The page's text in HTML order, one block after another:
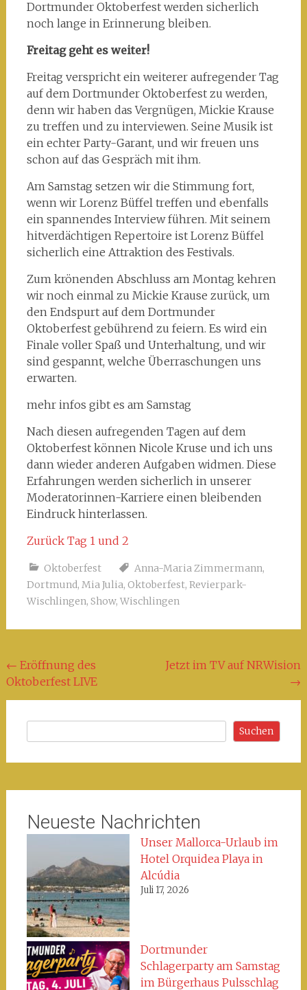
Dortmunder Oktoberfest werden sicherlich
noch lange in Erinnerung bleiben.
Freitag geht es weiter!
Freitag verspricht ein weiterer aufregender Tag
auf dem Dortmunder Oktoberfest zu werden,
denn wir haben das Vergnügen, Mickie Krause
zu treffen und zu interviewen. Seine Musik ist
ein echter Party-Garant, und wir freuen uns
schon auf das Gespräch mit ihm.
Am Samstag setzen wir die Stimmung fort,
wenn wir Lorenz Büffel treffen und ebenfalls
ein spannendes Interview führen. Mit seinem
hitverdächtigen Repertoire ist Lorenz Büffel
sicherlich eine Attraktion des Festivals.
Zum krönenden Abschluss am Montag kehren
wir noch einmal zu Mickie Krause zurück, um
den Endspurt auf dem Dortmunder
Oktoberfest gebührend zu feiern. Es wird ein
Finale voller Spaß und Unterhaltung, und wir
sind gespannt, welche Überraschungen uns
erwarten.
mehr infos gibt es am Samstag
Nach diesen aufregenden Tagen auf dem
Oktoberfest können Nicole Kruse und ich uns
dann wieder anderen Aufgaben widmen. Diese
Erfahrungen werden sicherlich in unserer
Moderatorinnen-Karriere einen bleibenden
Eindruck hinterlassen.
Zurück Tag 1 und 2
Oktoberfest Anna-Maria Zimmermann,
Dortmund, Mia Julia, Oktoberfest, Revierpark-
Wischlingen, Show, Wischlingen
Beitragsnavigation
← Eröffnung des
Oktoberfest LIVE
Jetzt im TV auf NRWision
→
Suchen
Neueste Nachrichten
Unser Mallorca-Urlaub im
Hotel Orquidea Playa in
Alcúdia
Juli 17, 2026
Dortmunder
Schlagerparty am Samstag
im Bürgerhaus Pulsschlag